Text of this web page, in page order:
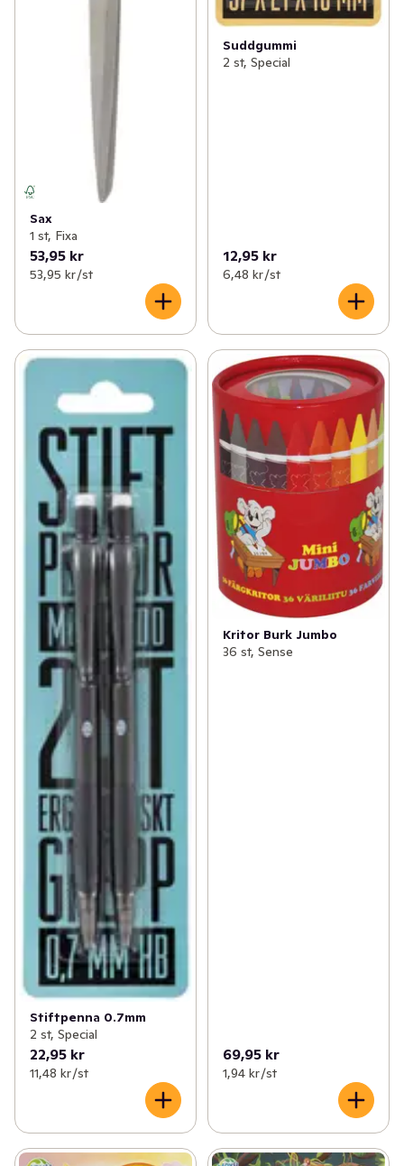
Sax
1 st, Fixa
53,95 kr
53,95 kr /st
Suddgummi
2 st, Special
12,95 kr
6,48 kr /st
Stiftpenna 0.7mm
2 st, Special
22,95 kr
11,48 kr /st
Kritor Burk Jumbo
36 st, Sense
69,95 kr
1,94 kr /st